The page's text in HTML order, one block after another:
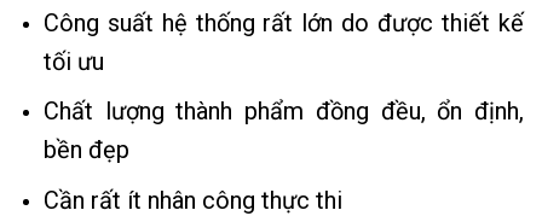
Công suất hệ thống rất lớn do được thiết kế
tối ưu
Chất lượng thành phẩm đồng đều, ổn định,
bền đẹp
Cần rất ít nhân công thực thi